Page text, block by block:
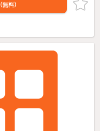
（無料）